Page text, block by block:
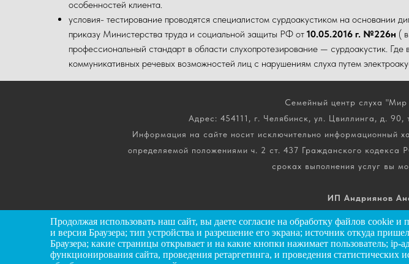
Продолжая использовать наш сайт, вы даете согласие на обработку файлов cookie и
и версия Браузера; тип устройства и разрешение его экрана; источник откуда
Браузера; какие страницы открывает и на какие кнопки нажимает пользователь;
функционирования сайта, проведения ретаргетинга, и проведения
особенностей клиента.
условия- тестирование проводятся специалистом сурдоакустиком на основании
приказу Министерства труда и социальной защиты РФ от 10.05.2016 г. №226н (
профессиональный стандарт в области слухопротезирование — сурдоакустик.
коммуникативных речевых возможностей лиц с нарушениям слуха путем
Семейный центр слуха
Адрес: 454111, г. Челябинск, ул. Цвиллинга, д.
Информация на сайте носит исключительно информационный
определяемой положениями ч. 2 ст. 437 Гражданского
сроках выполнения услуг вы
ИП Андриянов
ОГРНИП: